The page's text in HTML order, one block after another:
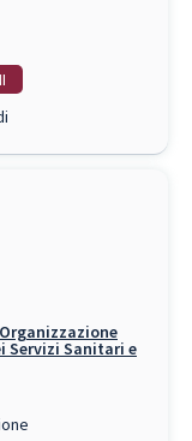
Servizi Sanitari e